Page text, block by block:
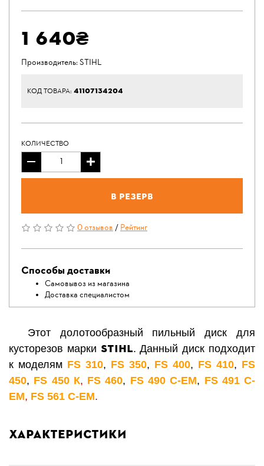
1 640₴
Производитель:STIHL
КОД ТОВАРА: 41107134204
КОЛИЧЕСТВО
В резерв
0 отзывов/Рейтинг
Способы доставки
Самовывоз из магазина
Доставка специалистом
Этот долотообразный пильный диск для
кусторезов марки STIHL. Данный диск подходит
к моделям FS 310, FS 350, FS 400, FS 410, FS
450, FS 450 К, FS 460, FS 490 C-EM, FS 491 C-
EM, FS 561 C-EM.
Характеристики